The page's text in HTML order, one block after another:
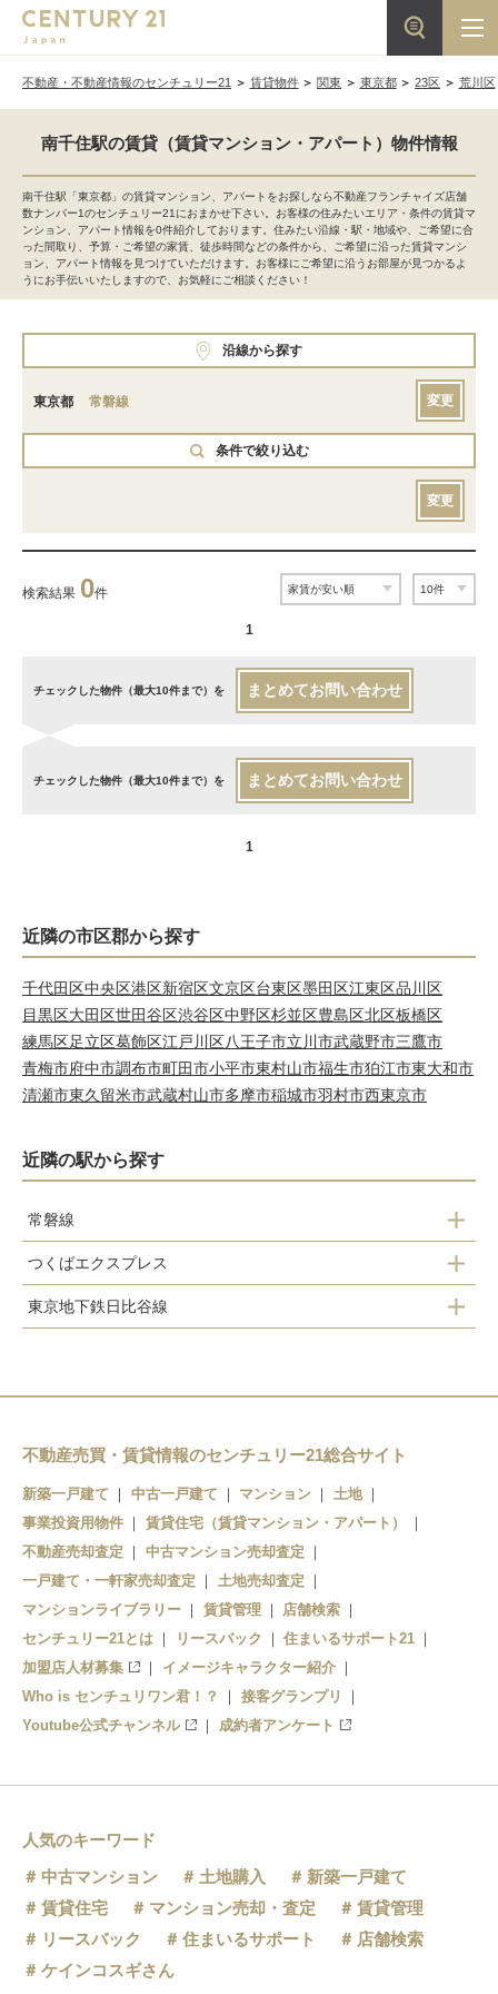
不動産・不動産情報のセンチュリー21 賃貸物件 関東 東京都 23区 荒川区
南千住駅の賃貸（賃貸マンション・アパート）物件情報
南千住駅「東京都」の賃貸マンション、アパートをお探しなら不動産フランチャイズ店舗
数ナンバー1のセンチュリー21におまかせ下さい。お客様の住みたいエリア・条件の賃貸マ
ンション、アパート情報を0件紹介しております。住みたい沿線・駅・地域や、ご希望に合
った間取り、予算・ご希望の家賃、徒歩時間などの条件から、ご希望に沿った賃貸マンシ
ョン、アパート情報を見つけていただけます。お客様にご希望に沿うお部屋が見つかるよ
うにお手伝いいたしますので、お気軽にご相談ください！
沿線から探す
東京都 常磐線 変更
条件で絞り込む
変更
検索結果 0件
1
チェックした物件（最大10件まで）を まとめてお問い合わせ
チェックした物件（最大10件まで）を まとめてお問い合わせ
1
近隣の市区郡から探す
千代田区中央区港区新宿区文京区台東区墨田区江東区品川区
目黒区大田区世田谷区渋谷区中野区杉並区豊島区北区板橋区
練馬区足立区葛飾区江戸川区八王子市立川市武蔵野市三鷹市
青梅市府中市調布市町田市小平市東村山市福生市狛江市東大和市
清瀬市東久留米市武蔵村山市多摩市稲城市羽村市西東京市
近隣の駅から探す
常磐線
上野
日暮里
南千住
つくばエクスプレス
秋葉原
青井
六町
東京地下鉄日比谷線
上野
不動産売買・賃貸情報のセンチュリー21総合サイト
新築一戸建て 中古一戸建て マンション
土地
事業投資用物件
賃貸住宅（賃貸マンション・アパート）
不動産売却査定
中古マンション売却査定
一戸建て・一軒家売却査定
土地売却査定
マンションライブラリー
賃貸管理
店舗検索
センチュリー21とは
リースバック
住まいるサポート21
加盟店人材募集
イメージキャラクター紹介
Who is センチュリワン君！？
接客グランプリ
Youtube公式チャンネル
成約者アンケート
人気のキーワード
中古マンション
土地購入
新築一戸建て
賃貸住宅
マンション売却・査定
賃貸管理
リースバック
住まいるサポート
店舗検索
ケインコスギさん